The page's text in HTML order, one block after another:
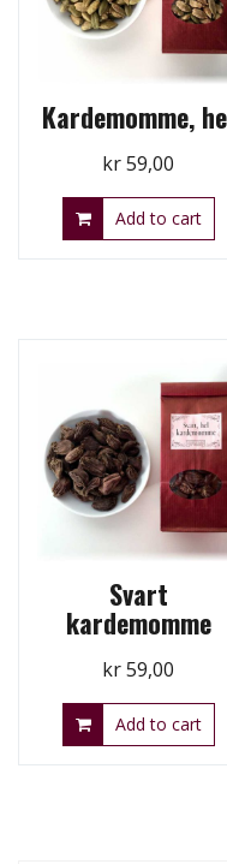
Kardemomme,
kr59,00
Add to cart
Svart
kardemomme
kr59,00
Add to cart